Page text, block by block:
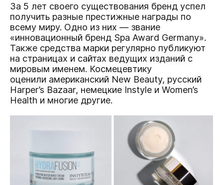
За 5 лет своего существования бренд успел
получить разные престижные награды по
всему миру. Одно из них — звание
«инновационный бренд Spa Award Germany».
Также средства марки регулярно публикуют
на страницах и сайтах ведущих изданий с
мировым именем. Космецевтику
оценили американский New Beauty, русский
Harper’s Bazaar, немецкие Instyle и Women’s
Health и многие другие.